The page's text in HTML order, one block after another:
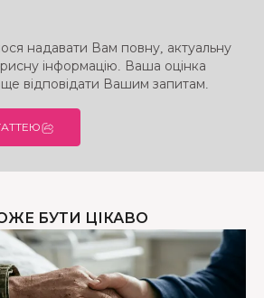
надавати Вам повну, актуальну
інформацію. Ваша оцінка
відповідати Вашим запитам.
БУТИ ЦІКАВО